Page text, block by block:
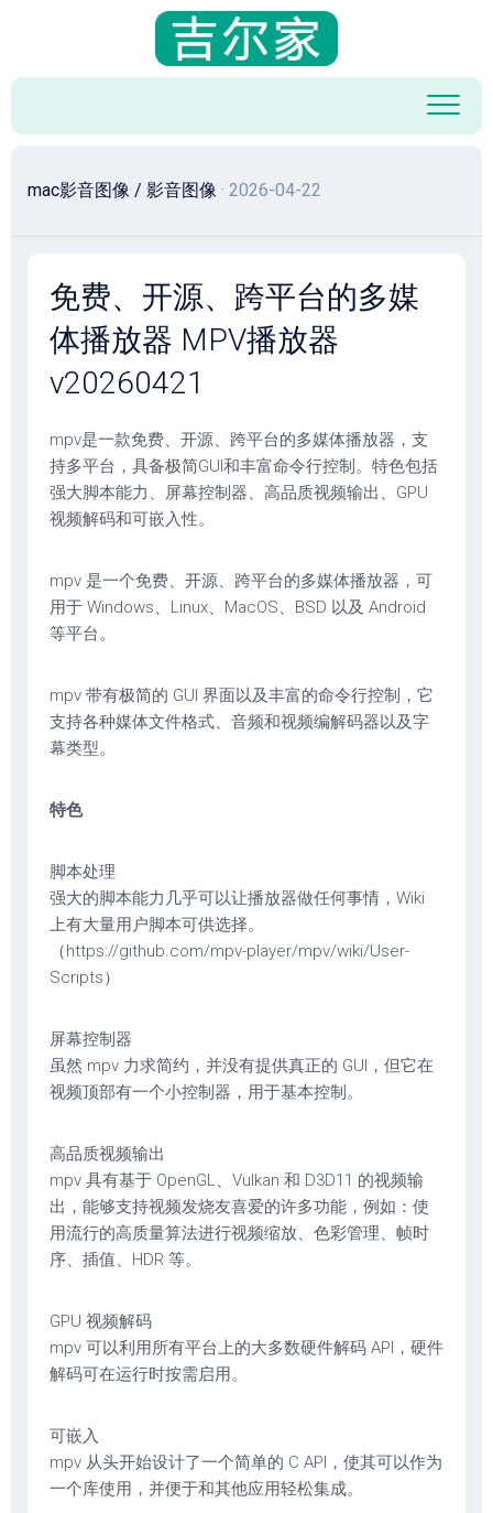
容
mac影音图像 / 影音图像 · 2026-04-22
免费、开源、跨平台的多媒
体播放器 MPV播放器
v20260421
mpv是一款免费、开源、跨平台的多媒体播放器，支
持多平台，具备极简GUI和丰富命令行控制。特色包括
强大脚本能力、屏幕控制器、高品质视频输出、GPU
视频解码和可嵌入性。
mpv 是一个免费、开源、跨平台的多媒体播放器，可
用于 Windows、Linux、MacOS、BSD 以及 Android
等平台。
mpv 带有极简的 GUI 界面以及丰富的命令行控制，它
支持各种媒体文件格式、音频和视频编解码器以及字
幕类型。
特色
脚本处理
强大的脚本能力几乎可以让播放器做任何事情，Wiki
上有大量用户脚本可供选择。
（https://github.com/mpv-player/mpv/wiki/User-
Scripts）
屏幕控制器
虽然 mpv 力求简约，并没有提供真正的 GUI，但它在
视频顶部有一个小控制器，用于基本控制。
高品质视频输出
mpv 具有基于 OpenGL、Vulkan 和 D3D11 的视频输
出，能够支持视频发烧友喜爱的许多功能，例如：使
用流行的高质量算法进行视频缩放、色彩管理、帧时
序、插值、HDR 等。
GPU 视频解码
mpv 可以利用所有平台上的大多数硬件解码 API，硬件
解码可在运行时按需启用。
可嵌入
mpv 从头开始设计了一个简单的 C API，使其可以作为
一个库使用，并便于和其他应用轻松集成。